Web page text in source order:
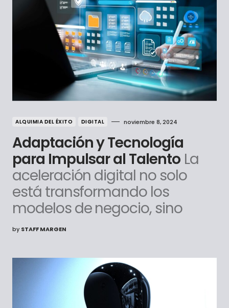
ALQUIMIA DEL ÉXITO DIGITAL noviembre 8, 2024
Adaptación y Tecnología
para Impulsar al Talento La
aceleración digital no solo
está transformando los
modelos de negocio, sino
by STAFF MARGEN